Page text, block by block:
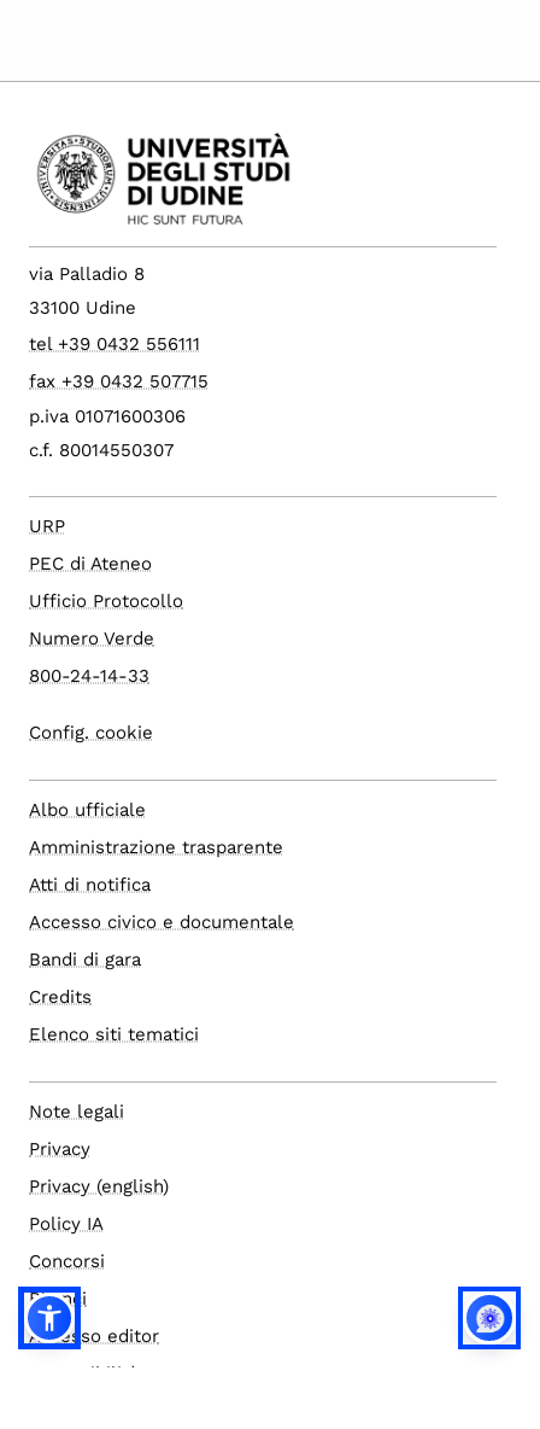
via Palladio 8
33100 Udine
tel +39 0432 556111
fax +39 0432 507715
p.iva 01071600306
c.f. 80014550307
URP
PEC di Ateneo
Ufficio Protocollo
Numero Verde
800-24-14-33
Config. cookie
Albo ufficiale
Amministrazione trasparente
Atti di notifica
Accesso civico e documentale
Bandi di gara
Credits
Elenco siti tematici
Note legali
Privacy
Privacy (english)
Policy IA
Concorsi
Bilanci
Accesso editor
Accessibilità